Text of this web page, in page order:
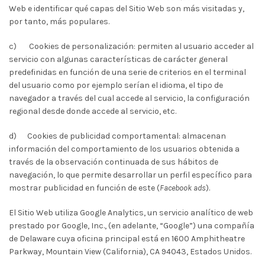
Web e identificar qué capas del Sitio Web son más visitadas y,
por tanto, más populares.
c)
Cookies de personalización: permiten al usuario acceder al
servicio con algunas características de carácter general
predefinidas en función de una serie de criterios en el terminal
del usuario como por ejemplo serían el idioma, el tipo de
navegador a través del cual accede al servicio, la configuración
regional desde donde accede al servicio, etc.
d)
Cookies de publicidad comportamental: almacenan
información del comportamiento de los usuarios obtenida a
través de la observación continuada de sus hábitos de
navegación, lo que permite desarrollar un perfil específico para
mostrar publicidad en función de este (Facebook ads).
El Sitio Web utiliza Google Analytics, un servicio analítico de web
prestado por Google, Inc., (en adelante, “Google”) una compañía
de Delaware cuya oficina principal está en 1600 Amphitheatre
Parkway, Mountain View (California), CA 94043, Estados Unidos.